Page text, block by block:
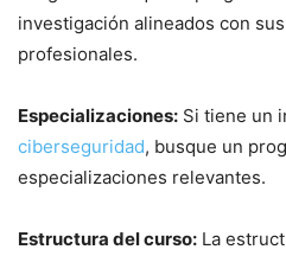
investigación alineados con
profesionales.
Especializaciones: ​Si tiene un
ciberseguridad, busque un
especializaciones relevantes.
Estructura del curso: La​